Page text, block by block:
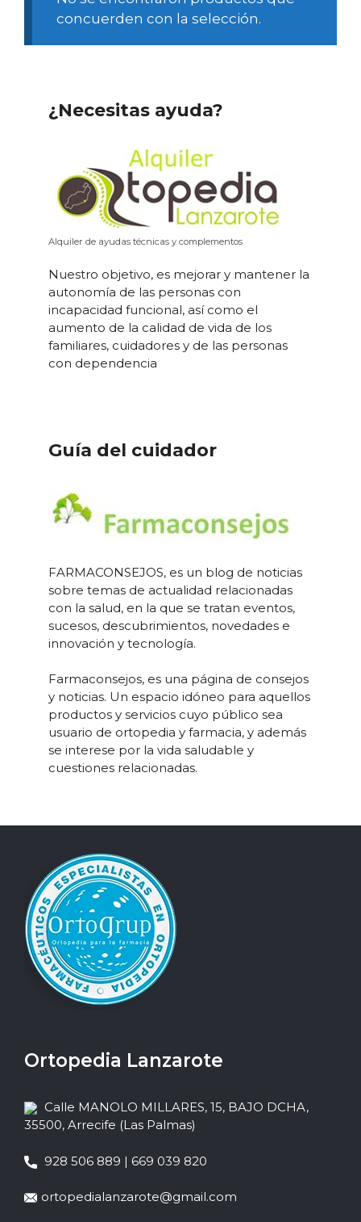
concuerden con la selección.
¿Necesitas ayuda?
Alquiler de ayudas técnicas y complementos
Nuestro objetivo, es mejorar y mantener la
autonomía de las personas con
incapacidad funcional, así como el
aumento de la calidad de vida de los
familiares, cuidadores y de las personas
con dependencia
Guía del cuidador
FARMACONSEJOS, es un blog de noticias
sobre temas de actualidad relacionadas
con la salud, en la que se tratan eventos,
sucesos, descubrimientos, novedades e
innovación y tecnología.
Farmaconsejos, es una página de consejos
y noticias. Un espacio idóneo para aquellos
productos y servicios cuyo público sea
usuario de ortopedia y farmacia, y además
se interese por la vida saludable y
cuestiones relacionadas.
Ortopedia Lanzarote
Calle MANOLO MILLARES, 15, BAJO DCHA,
35500, Arrecife (Las Palmas)
928 506 889 | 669 039 820
ortopedialanzarote@gmail.com